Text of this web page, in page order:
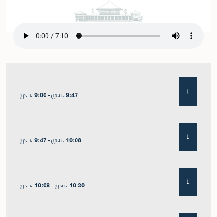
மு.ப. 9:00 - மு.ப. 9:47
மு.ப. 9:47 - மு.ப. 10:08
மு.ப. 10:08 - மு.ப. 10:30